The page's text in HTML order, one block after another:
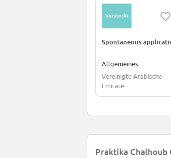
Versteckt
Spontaneous
Allgemeines
Vereinigte Arabische
Emirate
Praktika Chalhoub